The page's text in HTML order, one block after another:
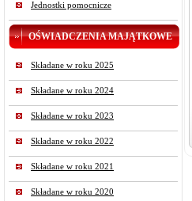
Jednostki pomocnicze
OŚWIADCZENIA MAJĄTKOWE
Składane w roku 2025
Składane w roku 2024
Składane w roku 2023
Składane w roku 2022
Składane w roku 2021
Składane w roku 2020